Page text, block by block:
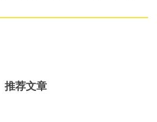
推荐文章